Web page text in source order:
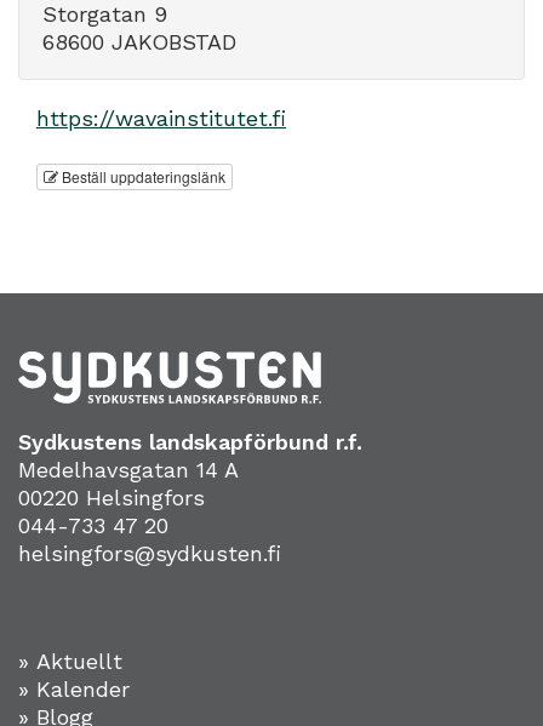
Storgatan 9
68600 JAKOBSTAD
https://wavainstitutet.fi
Beställ uppdateringslänk
Sydkustens landskapförbund r.f.
Medelhavsgatan 14 A
00220 Helsingfors
044-733 47 20
helsingfors@sydkusten.fi
» Aktuellt
» Kalender
» Blogg